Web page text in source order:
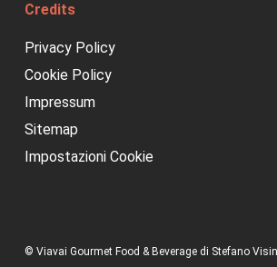
Credits
Privacy Policy
Cookie Policy
Impressum
Sitemap
Impostazioni Cookie
© Viavai Gourmet Food & Beverage di Stefano